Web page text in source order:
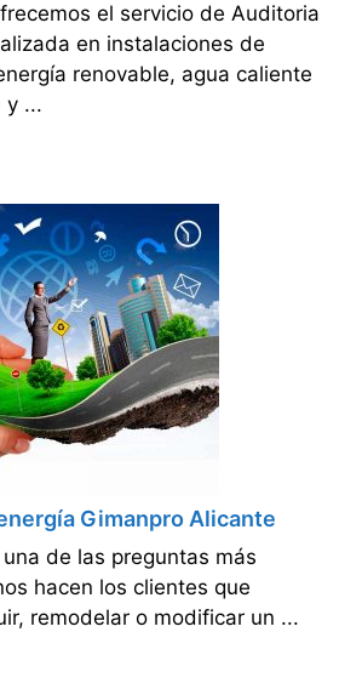
el servicio de Auditoria
en instalaciones de
renovable, agua caliente
y ...
Gimanpro Alicante
una de las preguntas más
hacen los clientes que
remodelar o modificar un ...